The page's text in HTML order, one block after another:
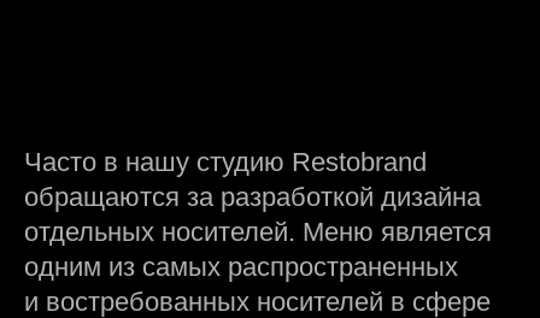
Часто в нашу студию Restobrand
обращаются за разработкой дизайна
отдельных носителей. Меню является
одним из самых распространенных
и востребованных носителей в сфере